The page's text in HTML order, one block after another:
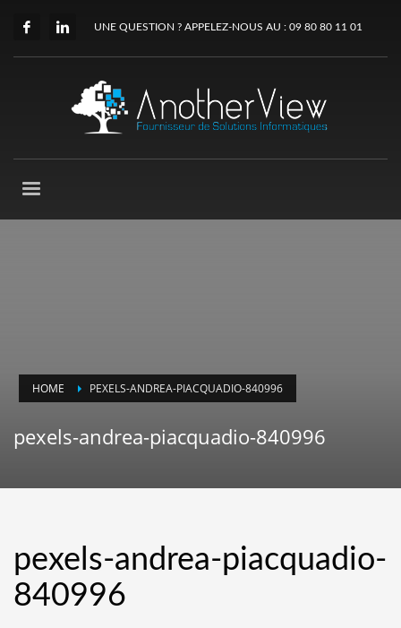
UNE QUESTION ? APPELEZ-NOUS AU : 09 80 80 11 01
HOME PEXELS-ANDREA-PIACQUADIO-840996
pexels-andrea-piacquadio-840996
pexels-andrea-piacquadio-
840996